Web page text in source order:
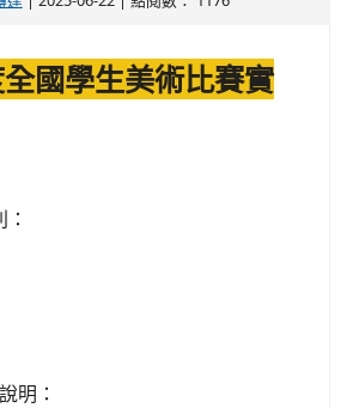
國學生美術比賽實
明：